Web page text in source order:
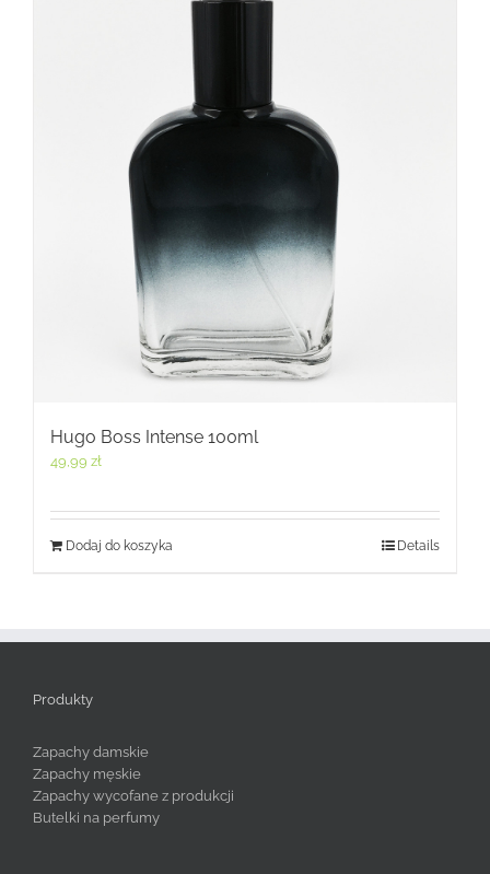
Hugo Boss Intense 100ml
49,99 zł
Dodaj do koszyka Details
Produkty
Zapachy damskie
Zapachy męskie
Zapachy wycofane z produkcji
Butelki na perfumy